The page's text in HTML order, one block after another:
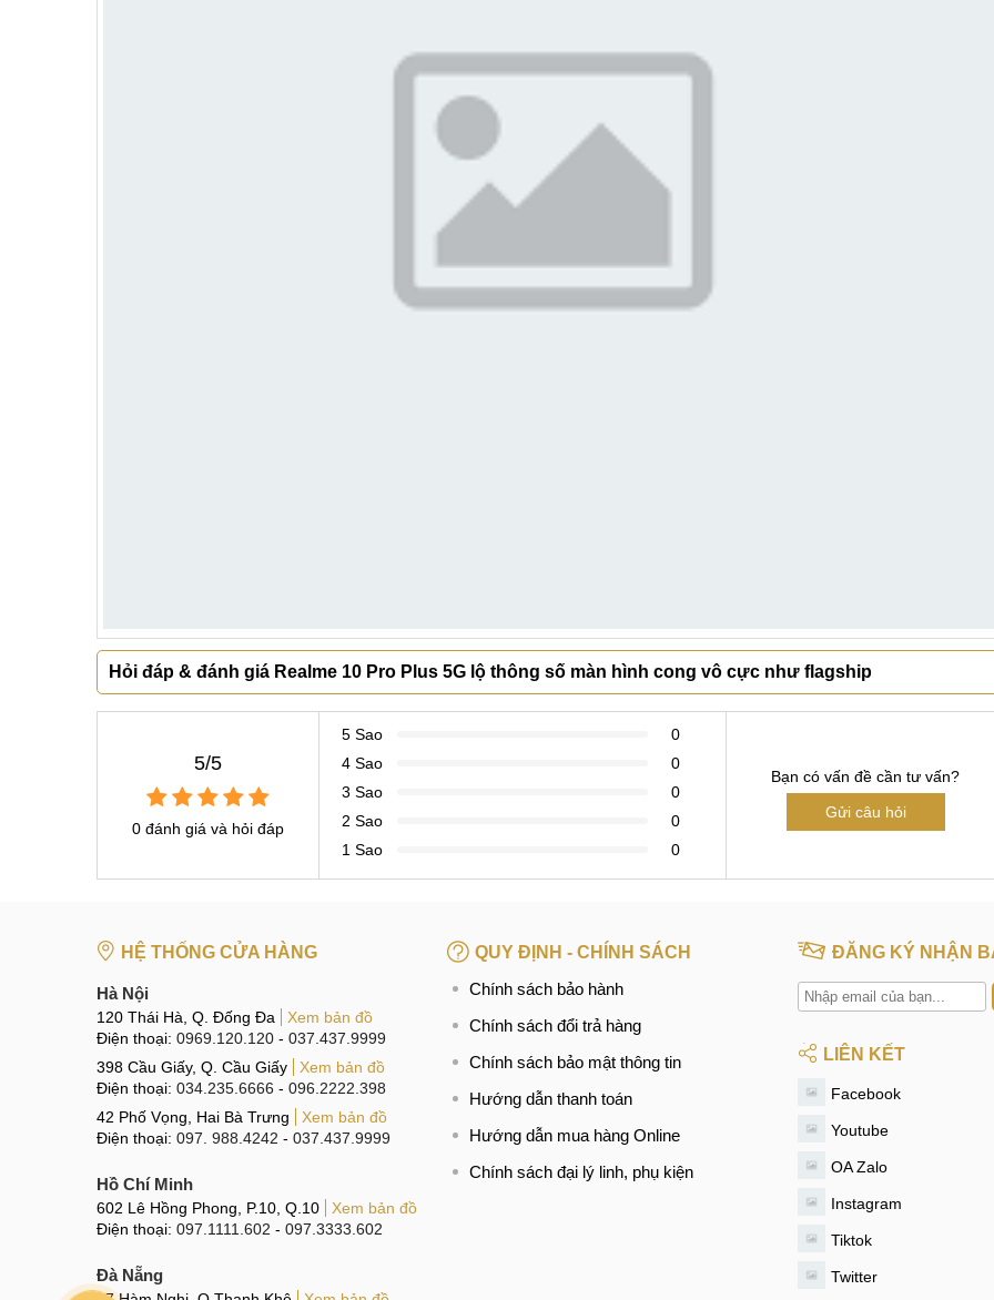
Hỏi đáp & đánh giá Realme 10 Pro Plus 5G lộ thông số màn hình cong vô cực như flagship
5/5
0 đánh giá và hỏi đáp
5 Sao
0
4 Sao
0
3 Sao
0
2 Sao
0
1 Sao
0
Bạn có vấn đề cần tư vấn?
Gửi câu hỏi
HỆ THỐNG CỬA HÀNG
Hà Nội
120 Thái Hà, Q. Đống Đa
Xem bản đồ
Điện thoại: 0969.120.120 - 037.437.9999
398 Cầu Giấy, Q. Cầu Giấy
Xem bản đồ
Điện thoại: 034.235.6666 - 096.2222.398
42 Phố Vọng, Hai Bà Trưng
Xem bản đồ
Điện thoại: 097. 988.4242 - 037.437.9999
Hồ Chí Minh
602 Lê Hồng Phong, P.10, Q.10
Xem bản đồ
Điện thoại: 097.1111.602 - 097.3333.602
Đà Nẵng
QUY ĐỊNH - CHÍNH SÁCH
Chính sách bảo hành
Chính sách đổi trả hàng
Chính sách bảo mật thông tin
Hướng dẫn thanh toán
Hướng dẫn mua hàng Online
Chính sách đại lý linh, phụ kiện
ĐĂNG KÝ NHẬN
LIÊN KẾT
Facebook
Youtube
OA Zalo
Instagram
Tiktok
Twitter